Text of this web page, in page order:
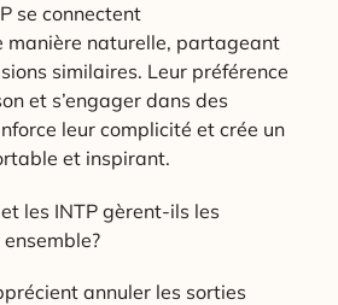
se connectent
manière naturelle, partageant
similaires. Leur préférence
et s’engager dans des
leur complicité et crée un
et inspirant.
les INTP gèrent-ils les
annuler les sorties